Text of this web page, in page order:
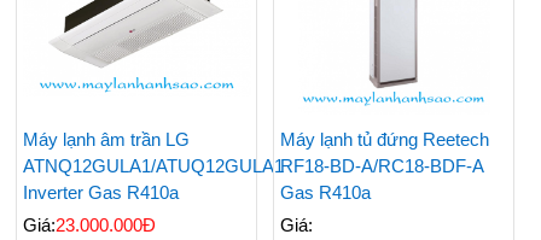
Máy lạnh âm trần LG
ATNQ12GULA1/ATUQ12GULA1
Inverter Gas R410a
Giá:23.000.000Đ
Máy lạnh tủ đứng Reetech
RF18-BD-A/RC18-BDF-A
Gas R410a
Giá:
Top 5 Hãng Máy Lạnh
1 Ngựa Giá Rẻ Tiết
Kiệm Điện Đáng Mua
Nhất
Được Chọn Mua Nhiều
Nhất Hiện Nay
Giá Máy Lạnh Treo
Tường Casper Mới
Cập Nhật - LH
0909588116
Bán & Lắp Đặt Máy
Lạnh Tủ Đứng Aqua